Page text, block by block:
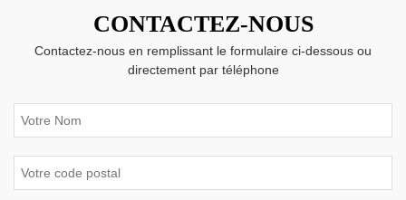
CONTACTEZ-NOUS
Contactez-nous en remplissant le formulaire ci-dessous ou
directement par téléphone